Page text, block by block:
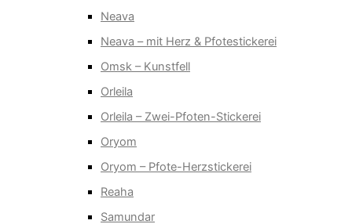
Neava
Neava – mit Herz & Pfotestickerei
Omsk – Kunstfell
Orleila
Orleila – Zwei-Pfoten-Stickerei
Oryom
Oryom – Pfote-Herzstickerei
Reaha
Samundar